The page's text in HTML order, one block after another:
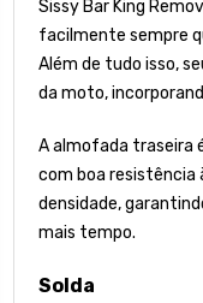
Sissy Bar King
facilmente sempre
Além de tudo isso,
da moto,
A almofada traseira
com boa resistência
densidade,
mais tempo.
Solda